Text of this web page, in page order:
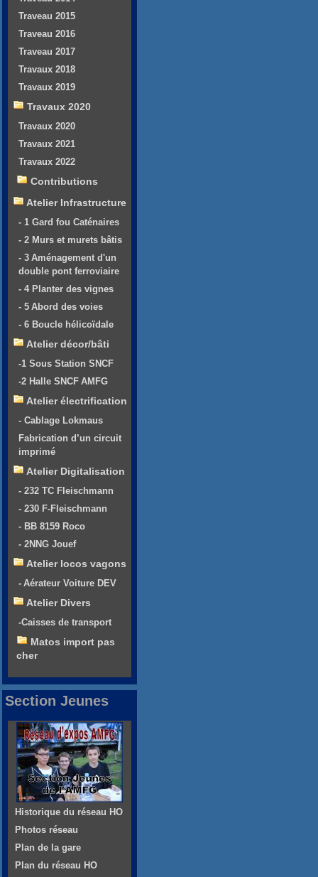
Traveau 2015
Traveau 2016
Traveau 2017
Travaux 2018
Travaux 2019
Travaux 2020
Travaux 2020
Travaux 2021
Travaux 2022
Contributions
Atelier Infrastructure
- 1 Gard fou Caténaires
- 2 Murs et murets bâtis
- 3 Aménagement d'un
double pont ferroviaire
- 4 Planter des vignes
- 5 Abord des voies
- 6 Boucle hélicoïdale
Atelier décor/bâti
-1 Sous Station SNCF
-2 Halle SNCF AMFG
Atelier électrification
- Cablage Lokmaus
Fabrication d’un circuit
imprimé
Atelier Digitalisation
- 232 TC Fleischmann
- 230 F-Fleischmann
- BB 8159 Roco
- 2NNG Jouef
Atelier locos vagons
- Aérateur Voiture DEV
Atelier Divers
-Caisses de transport
Matos import pas
cher
Section Jeunes
Historique du réseau HO
Photos réseau
Plan de la gare
Plan du réseau HO